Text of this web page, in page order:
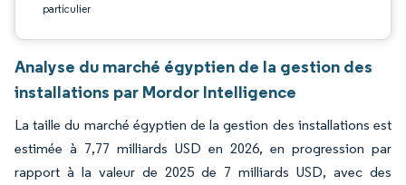
particulier
Analyse du marché égyptien de la gestion des
installations par Mordor Intelligence
La taille du marché égyptien de la gestion des installations est
estimée à 7,77 milliards USD en 2026, en progression par
rapport à la valeur de 2025 de 7 milliards USD, avec des